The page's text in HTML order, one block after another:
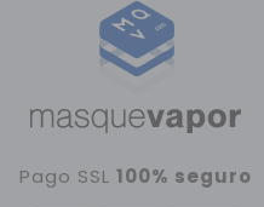
Pago SSL100% seguro